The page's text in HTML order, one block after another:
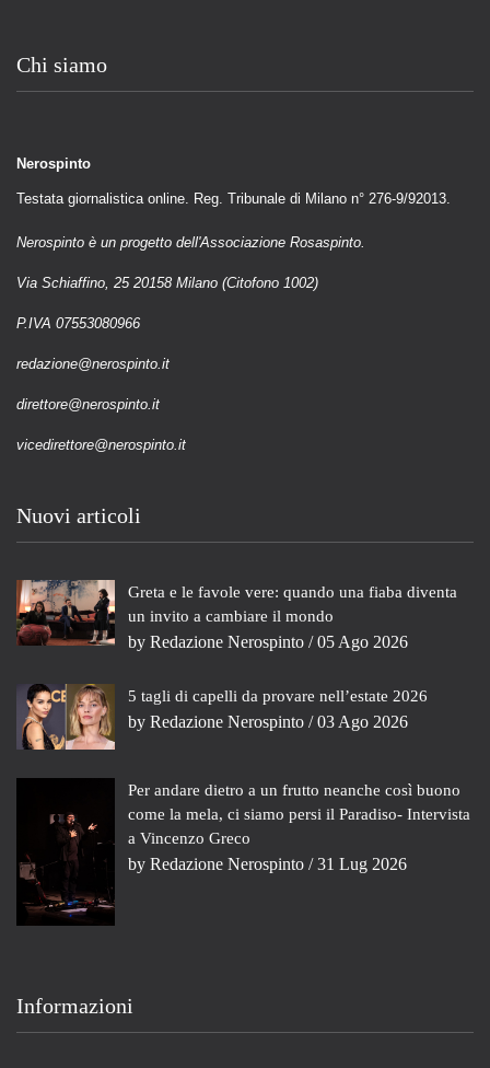
Chi siamo
Nerospinto
Testata giornalistica online. Reg. Tribunale di Milano n° 276-9/92013.
Nerospinto è un progetto dell'Associazione Rosaspinto.
Via Schiaffino, 25 20158 Milano (Citofono 1002)
P.IVA 07553080966
redazione@nerospinto.it
direttore@nerospinto.it
vicedirettore@nerospinto.it
Nuovi articoli
Greta e le favole vere: quando una fiaba diventa
un invito a cambiare il mondo
by Redazione Nerospinto / 05 Ago 2026
5 tagli di capelli da provare nell’estate 2026
by Redazione Nerospinto / 03 Ago 2026
Per andare dietro a un frutto neanche così buono
come la mela, ci siamo persi il Paradiso- Intervista
a Vincenzo Greco
by Redazione Nerospinto / 31 Lug 2026
Informazioni